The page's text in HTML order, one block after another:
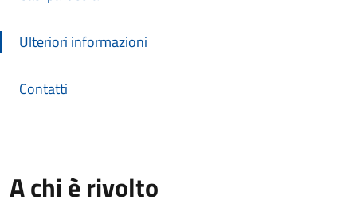
Ulteriori informazioni
Contatti
A chi è rivolto